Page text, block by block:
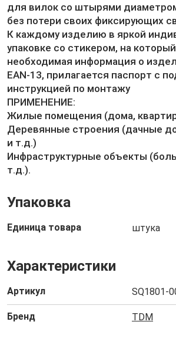
для вилок со штырями
без потери своих фиксирующих
К каждому изделию в яркой
упаковке со стикером, на
необходимая информация о
EAN-13, прилагается паспорт с
инструкцией по монтажу
ПРИМЕНЕНИЕ:
Жилые помещения (дома,
Деревянные строения (дачные
и т.д.)
Инфраструктурные объекты
т.д.).
Упаковка
Единица товара штука
Характеристики
Артикул SQ1801-
Бренд TDM